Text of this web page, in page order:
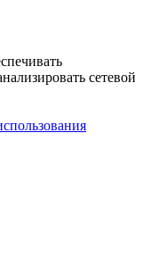
сетевой